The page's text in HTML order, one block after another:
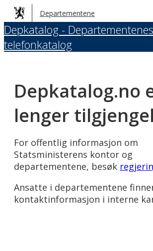
Hopp
til
hovedinnhold
Departementene
Depkatalog -
telefonkatalog
Depkatalog.no
lenger
For offentlig informasjon om
Statsministerens kontor og
departementene, besøk
Ansatte i departementene
kontaktinformasjon i interne